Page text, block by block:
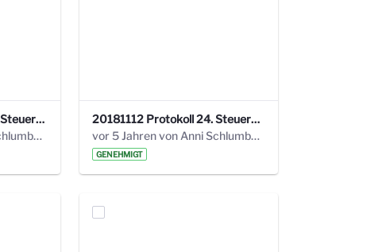
20190121 Protokoll 25. Steuerungskreis.pdf
vor 5 Jahren von Anni Schlumberger
20181112 Protokoll 24. Steuerungskreis.pdf
vor 5 Jahren von Anni Schlumberger
GENEHMIGT